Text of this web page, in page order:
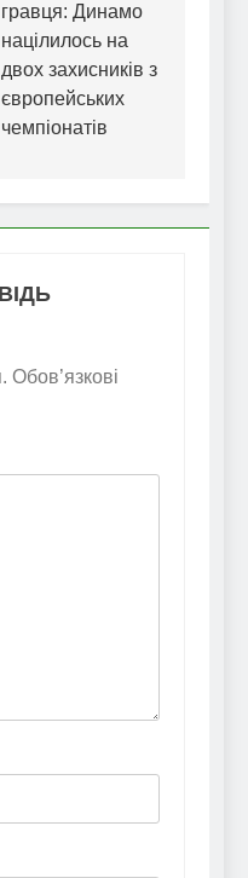
гравця: Динамо
націлилось на
двох захисників з
європейських
чемпіонатів
Обов’язкові